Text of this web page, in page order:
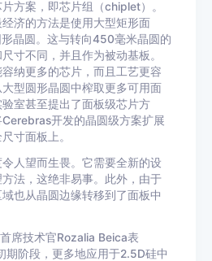
方案，即芯片组（chiplet）。
济的方法是使用大型矩形面
晶圆。这与转向450毫米晶圆的
寸不同，并且作为被动基板。
纳更多的芯片，而且工艺更容
型圆形晶圆中榨取更多可用面
室甚至提出了面板级芯片方
开发的晶圆级方案扩展
寸面板上。
人望而生畏。它需要全新的设
法，这绝非易事。此外，由于
也从晶圆边缘转移到了面板中
席技术官Rozalia Beica表
期阶段，更多地应用于2.5D硅中